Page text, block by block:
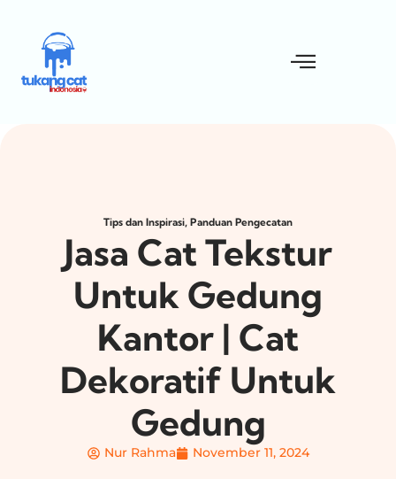
Tips dan Inspirasi, Panduan Pengecatan
Jasa Cat Tekstur
Untuk Gedung
Kantor | Cat
Dekoratif Untuk
Gedung
Nur Rahma November 11, 2024